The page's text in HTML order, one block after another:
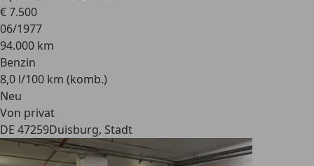
€ 7.500
06/1977
94.000 km
Benzin
8,0 l/100 km (komb.)
Neu
Von privat
DE 47259Duisburg, Stadt